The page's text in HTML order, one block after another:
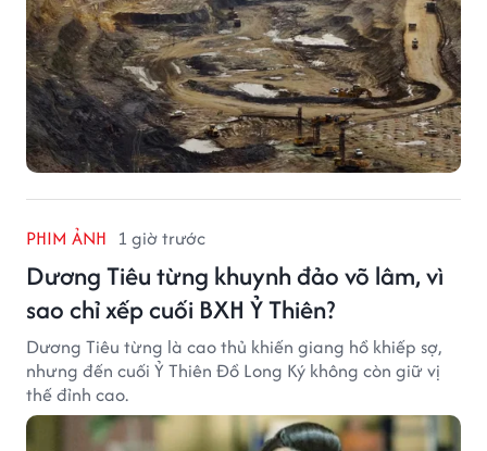
PHIM ẢNH 1 giờ trước
Dương Tiêu từng khuynh đảo võ lâm, vì
sao chỉ xếp cuối BXH Ỷ Thiên?
Dương Tiêu từng là cao thủ khiến giang hồ khiếp sợ,
nhưng đến cuối Ỷ Thiên Đồ Long Ký không còn giữ vị
thế đỉnh cao.